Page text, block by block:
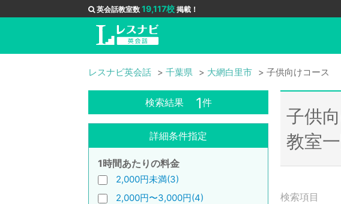
英会話教室数 19,117校 掲載！
レスナビ英会話 千葉県 大網白里市 子供向けコース
検索結果 1件
詳細条件指定
1時間あたりの料金
2,000円未満(3)
2,000円〜3,000円(4)
子供
教室
検索項目